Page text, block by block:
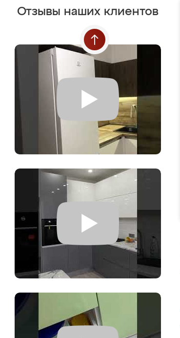
Отзывы наших клиентов